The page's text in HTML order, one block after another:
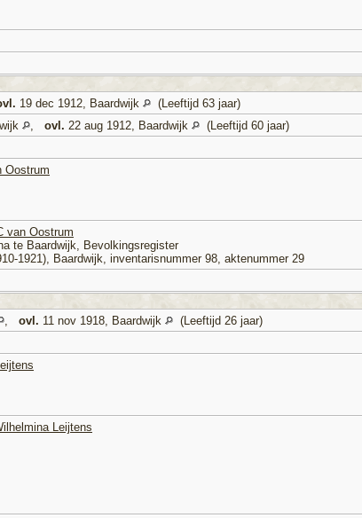
19 dec 1912, Baardwijk
(Leeftijd 63 jaar)
, ovl. 22 aug 1912, Baardwijk
(Leeftijd 60 jaar)
Oostrum
van Oostrum
te Baardwijk, Bevolkings­register
1921), Baardwijk, inventaris­num­mer 98, aktenummer 29
, ovl. 11 nov 1918, Baardwijk
(Leeftijd 26 jaar)
Leijtens